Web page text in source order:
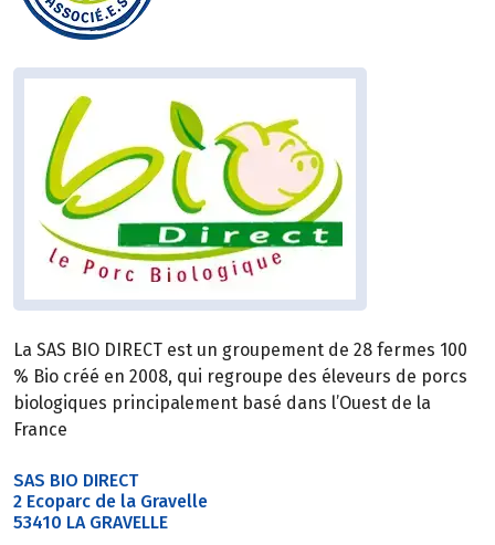
La SAS BIO DIRECT est un groupement de 28 fermes 100
% Bio créé en 2008, qui regroupe des éleveurs de porcs
biologiques principalement basé dans l’Ouest de la
France
SAS BIO DIRECT
2 Ecoparc de la Gravelle
53410 LA GRAVELLE